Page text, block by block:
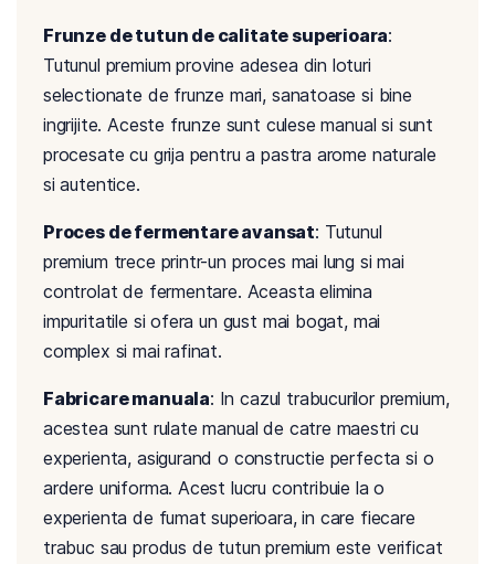
Frunze de tutun de calitate superioara:
Tutunul premium provine adesea din loturi
selectionate de frunze mari, sanatoase si bine
ingrijite. Aceste frunze sunt culese manual si sunt
procesate cu grija pentru a pastra arome naturale
si autentice.
Proces de fermentare avansat: Tutunul
premium trece printr-un proces mai lung si mai
controlat de fermentare. Aceasta elimina
impuritatile si ofera un gust mai bogat, mai
complex si mai rafinat.
Fabricare manuala: In cazul trabucurilor premium,
acestea sunt rulate manual de catre maestri cu
experienta, asigurand o constructie perfecta si o
ardere uniforma. Acest lucru contribuie la o
experienta de fumat superioara, in care fiecare
trabuc sau produs de tutun premium este verificat